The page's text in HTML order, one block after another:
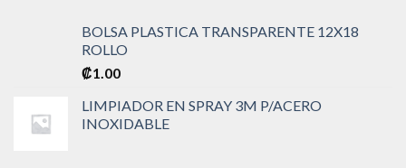
BOLSA PLASTICA TRANSPARENTE 12X18
ROLLO
₡1.00
LIMPIADOR EN SPRAY 3M P/ACERO
INOXIDABLE